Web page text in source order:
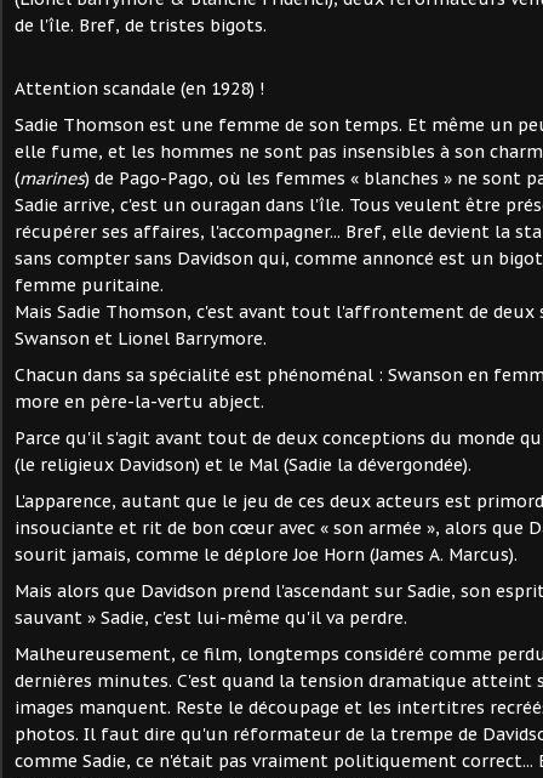
de l'île. Bref, de tristes bigots.
Attention scandale (en 1928) !
Sadie Thomson est une femme de son temps. Et même un
elle fume, et les hommes ne sont pas insensibles à son
(marines) de Pago-Pago, où les femmes « blanches » ne sont
Sadie arrive, c'est un ouragan dans l'île. Tous veulent être
récupérer ses affaires, l'accompagner... Bref, elle devient la
sans compter sans Davidson qui, comme annoncé est un
femme puritaine.
Mais Sadie Thomson, c'est avant tout l'affrontement de deux
Swanson et Lionel Barrymore.
Chacun dans sa spécialité est phénoménal : Swanson en
more en père-la-vertu abject.
Parce qu'il s'agit avant tout de deux conceptions du monde
(le religieux Davidson) et le Mal (Sadie la dévergondée).
L'apparence, autant que le jeu de ces deux acteurs est
insouciante et rit de bon cœur avec « son armée », alors que
sourit jamais, comme le déplore Joe Horn (James A. Marcus).
Mais alors que Davidson prend l'ascendant sur Sadie, son
sauvant » Sadie, c'est lui-même qu'il va perdre.
Malheureusement, ce film, longtemps considéré comme
dernières minutes. C'est quand la tension dramatique atteint
images manquent. Reste le découpage et les intertitres
photos. Il faut dire qu'un réformateur de la trempe de
comme Sadie, ce n'était pas vraiment politiquement correct...